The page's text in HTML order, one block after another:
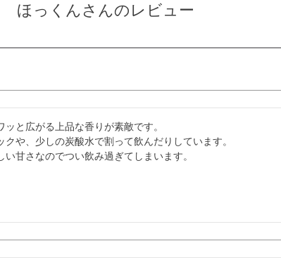
ほっくんさんのレビュー
ッと広がる上品な香りが素敵です。
クや、少しの炭酸水で割って飲んだりしています。
い甘さなのでつい飲み過ぎてしまいます。